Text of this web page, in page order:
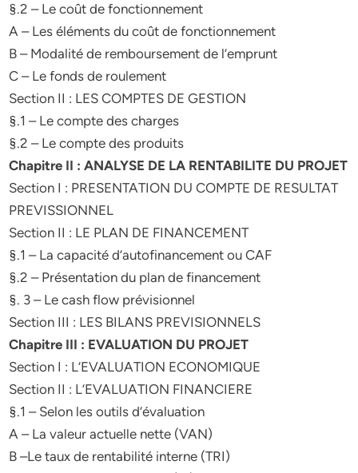
§.2 – Le coût de fonctionnement
A – Les éléments du coût de fonctionnement
B – Modalité de remboursement de l’emprunt
C – Le fonds de roulement
Section II : LES COMPTES DE GESTION
§.1 – Le compte des charges
§.2 – Le compte des produits
Chapitre II : ANALYSE DE LA RENTABILITE DU PROJET
Section I : PRESENTATION DU COMPTE DE RESULTAT
PREVISSIONNEL
Section II : LE PLAN DE FINANCEMENT
§.1 – La capacité d’autofinancement ou CAF
§.2 – Présentation du plan de financement
§. 3 – Le cash flow prévisionnel
Section III : LES BILANS PREVISIONNELS
Chapitre III : EVALUATION DU PROJET
Section I : L’EVALUATION ECONOMIQUE
Section II : L’EVALUATION FINANCIERE
§.1 – Selon les outils d’évaluation
A – La valeur actuelle nette (VAN)
B –Le taux de rentabilité interne (TRI)